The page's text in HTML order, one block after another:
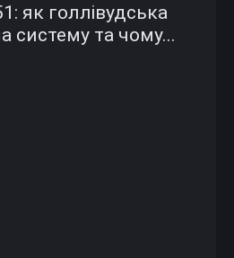
як голлівудська
систему та чому...